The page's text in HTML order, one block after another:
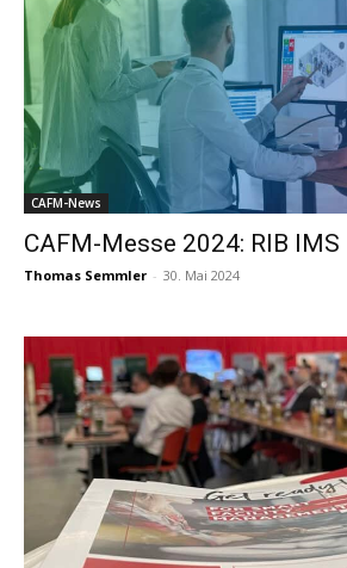
CAFM-News
CAFM-Messe 2024: RIB IMS
Thomas Semmler - 30. Mai 2024